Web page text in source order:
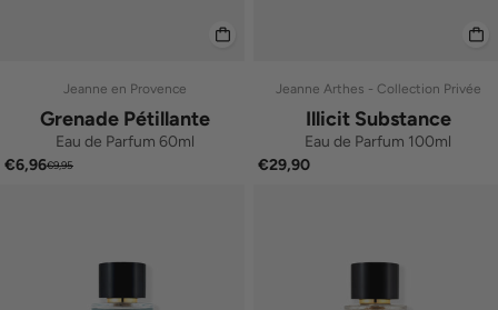
Jeanne en Provence
Grenade Pétillante
Eau de Parfum 60ml
€6,96€9,95
Jeanne Arthes - Collection Privée
Illicit Substance
Eau de Parfum 100ml
€29,90